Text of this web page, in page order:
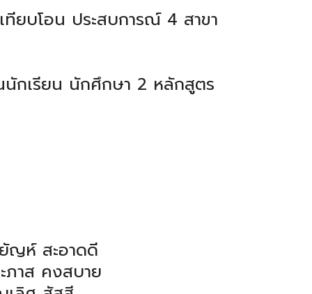
ยบโอน ประสบการณ์ 4 สาขา
กเรียน นักศึกษา 2 หลักสูตร
ญห์ สะอาดดี
ภาส คงสบาย